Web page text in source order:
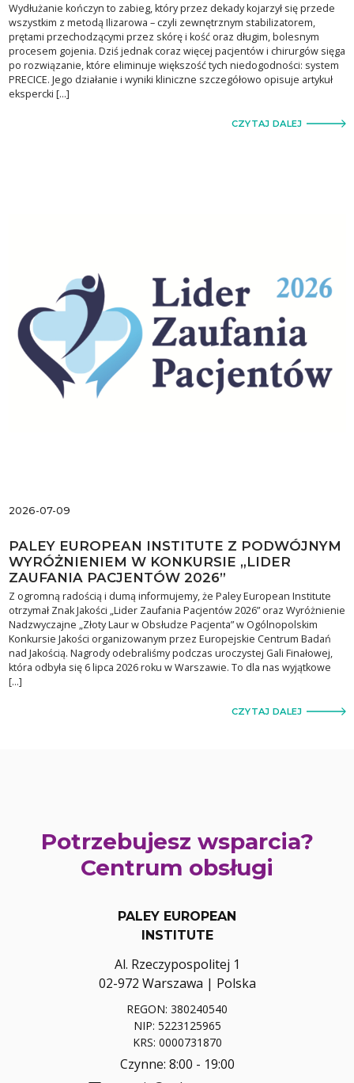
Wydłużanie kończyn to zabieg, który przez dekady kojarzył się przede
wszystkim z metodą Ilizarowa – czyli zewnętrznym stabilizatorem,
prętami przechodzącymi przez skórę i kość oraz długim, bolesnym
procesem gojenia. Dziś jednak coraz więcej pacjentów i chirurgów sięga
po rozwiązanie, które eliminuje większość tych niedogodności: system
PRECICE. Jego działanie i wyniki kliniczne szczegółowo opisuje artykuł
ekspercki […]
CZYTAJ DALEJ
2026-07-09
PALEY EUROPEAN INSTITUTE Z PODWÓJNYM
WYRÓŻNIENIEM W KONKURSIE „LIDER
ZAUFANIA PACJENTÓW 2026”
Z ogromną radością i dumą informujemy, że Paley European Institute
otrzymał Znak Jakości „Lider Zaufania Pacjentów 2026” oraz Wyróżnienie
Nadzwyczajne „Złoty Laur w Obsłudze Pacjenta” w Ogólnopolskim
Konkursie Jakości organizowanym przez Europejskie Centrum Badań
nad Jakością. Nagrody odebraliśmy podczas uroczystej Gali Finałowej,
która odbyła się 6 lipca 2026 roku w Warszawie. To dla nas wyjątkowe
[…]
CZYTAJ DALEJ
Potrzebujesz wsparcia?
Centrum obsługi
PALEY EUROPEAN
INSTITUTE
Al. Rzeczypospolitej 1
02-972 Warszawa | Polska
REGON: 380240540
NIP: 5223125965
KRS: 0000731870
Czynne: 8:00 - 19:00